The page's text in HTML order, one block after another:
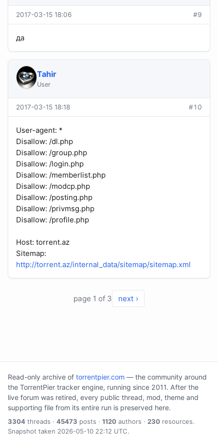
2017-03-15 18:06 #9
да
Tahir
User
2017-03-15 18:18 #10
User-agent: *
Disallow: /dl.php
Disallow: /group.php
Disallow: /login.php
Disallow: /memberlist.php
Disallow: /modcp.php
Disallow: /posting.php
Disallow: /privmsg.php
Disallow: /profile.php
Host: torrent.az
Sitemap:
http://torrent.az/internal_data/sitemap/sitemap.xml
page 1 of 3 next ›
Read-only archive of torrentpier.com — the community around
the TorrentPier tracker engine, running since 2011. After the
live forum was retired, every public thread, mod, theme and
supporting file from its entire run is preserved here.
3304 threads · 45473 posts · 1120 authors · 230 resources.
Snapshot taken 2026-05-10 22:12 UTC.